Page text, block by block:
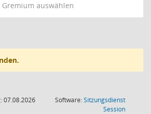
Gremium auswählen
07.08.2026
Software:Sitzungsdienst
Session(Wird in